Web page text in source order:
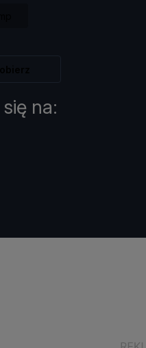
się na: